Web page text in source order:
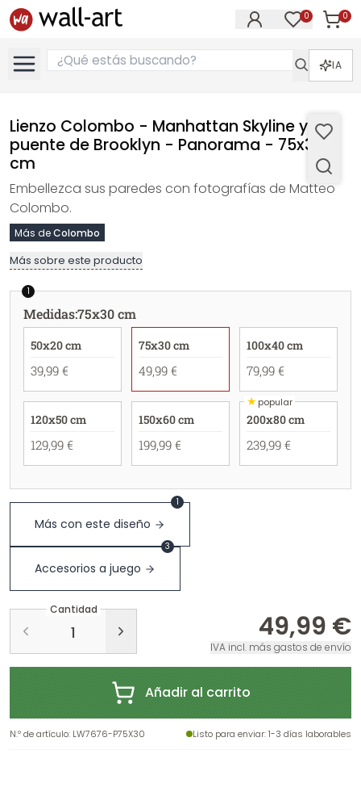
0 0
IA
Lienzo Colombo - Manhattan Skyline y el
puente de Brooklyn - Panorama - 75x30
cm
Embellezca sus paredes con fotografías de Matteo
Colombo.
Más deColombo
Más sobre este producto
1
Medidas:75x30 cm
50x20 cm
39,99 €
75x30 cm
49,99 €
100x40 cm
79,99 €
120x50 cm
129,99 €
150x60 cm
199,99 €
★popular
200x80 cm
239,99 €
Más con este diseño
1
Accesorios a juego
3
Cantidad
49,99 €
IVA incl. más gastos de envío
Añadir al carrito
N.º de artículo: LW7676-P75X30 Listo para enviar: 1-3 días laborables